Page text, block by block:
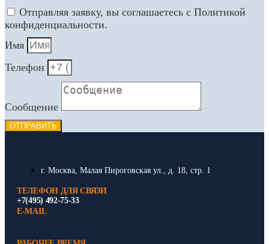
Отправляя заявку, вы соглашаетесь с Политикой
конфиденциальности.
Имя
Телефон
Сообщение
ОТПРАВИТЬ
г. Москва, Малая Пироговская ул., д. 18, стр. 1
ТЕЛЕФОН ДЛЯ СВЯЗИ
+7(495) 492-75-33
E-MAIL